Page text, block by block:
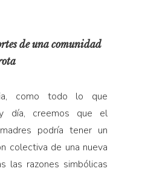
de una comunidad
como todo lo que
día, creemos que el
podría tener un
colectiva de una nueva
las razones simbólicas